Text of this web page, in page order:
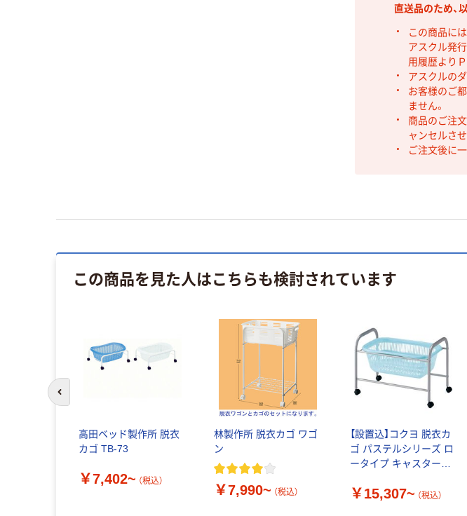
直送品のため、
この商品に
アスクル発
用履歴より
アスクルの
お客様のご
ません。
商品のご注
ャンセルさ
ご注文後に
この商品を見た人はこちらも検討されています
高田ベッド製作所 脱衣
カゴ TB-73
￥7,402~ （税込）
林製作所 脱衣カゴ ワゴ
ン
￥7,990~ （税込）
【設置込】コクヨ 脱衣カ
ゴ パステルシリーズ ロ
ータイプ キャスター付
￥15,307~ （税込）
前のスライドへ